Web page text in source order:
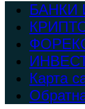
БАНКИ
Карта